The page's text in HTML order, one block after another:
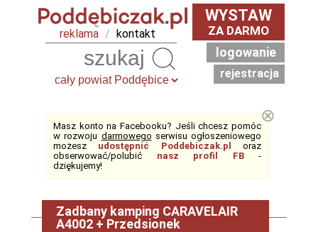
reklama / kontakt
WYSTAW
ZA DARMO
logowanie
rejestracja
Masz konto na Facebooku? Jeśli chcesz pomóc
w rozwoju darmowego serwisu ogłoszeniowego
możesz udostępnić Poddebiczak.pl
oraz
obserwować/polubić nasz profil FB-
dziękujemy!
⊗
Zadbany kamping CARAVELAIR
A4002 + Przedsionek